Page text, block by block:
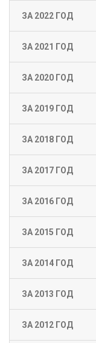
ЗА 2022 ГОД
ЗА 2021 ГОД
ЗА 2020 ГОД
ЗА 2019 ГОД
ЗА 2018 ГОД
ЗА 2017 ГОД
ЗА 2016 ГОД
ЗА 2015 ГОД
ЗА 2014 ГОД
ЗА 2013 ГОД
ЗА 2012 ГОД